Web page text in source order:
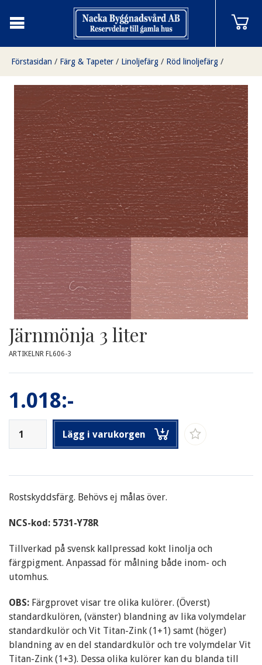
Förstasidan / Färg & Tapeter / Linoljefärg / Röd linoljefärg /
Järnmönja 3 liter
Järnmönja 3 liter
ARTIKELNR FL606-3
1.018:-
Lägg i varukorgen
Rostskyddsfärg. Behövs ej målas över.
NCS-kod: 5731-Y78R
Tillverkad på svensk kallpressad kokt linolja och
färgpigment. Anpassad för målning både inom- och
utomhus.
OBS: Färgprovet visar tre olika kulörer. (Överst)
standardkulören, (vänster) blandning av lika volymdelar
standardkulör och Vit Titan-Zink (1+1) samt (höger)
blandning av en del standardkulör och tre volymdelar Vit
Titan-Zink (1+3). Dessa olika kulörer kan du blanda till